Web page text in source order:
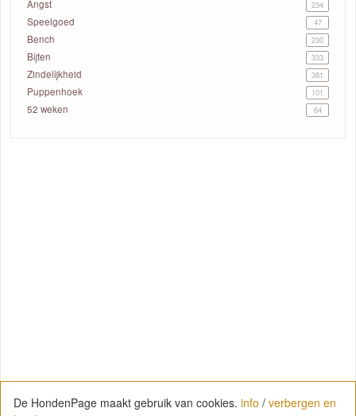
234
Angst
47
Speelgoed
230
Bench
333
Bijten
381
Zindelijkheid
101
Puppenhoek
64
52 weken
De HondenPage maakt gebruik van cookies. info / verbergen en